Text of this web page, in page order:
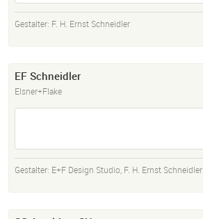
Gestalter: F. H. Ernst Schneidler
EF Schneidler
Elsner+Flake
Gestalter: E+F Design Studio, F. H. Ernst Schneidler